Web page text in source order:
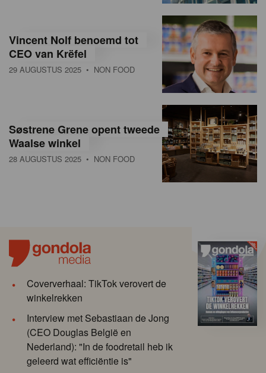
Vincent Nolf benoemd tot
CEO van Krëfel
29 AUGUSTUS 2025 • NON FOOD
Søstrene Grene opent tweede
Waalse winkel
28 AUGUSTUS 2025 • NON FOOD
Coververhaal: TikTok verovert de
winkelrekken
Interview met Sebastiaan de Jong
(CEO Douglas België en
Nederland): "In de foodretail heb ik
geleerd wat efficiëntie is"